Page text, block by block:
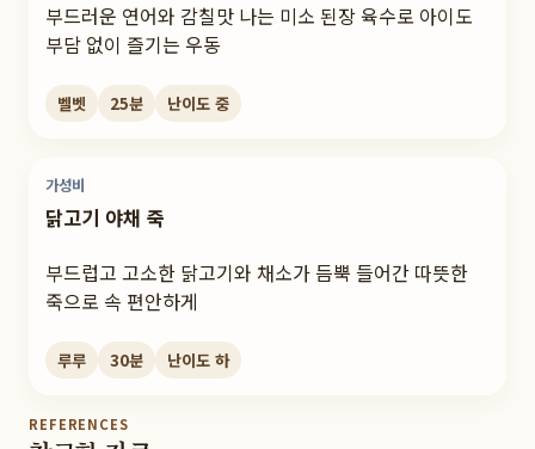
부드러운 연어와 감칠맛 나는 미소 된장 육수로 아이도
부담 없이 즐기는 우동
벨벳 25분 난이도 중
가성비
닭고기 야채 죽
부드럽고 고소한 닭고기와 채소가 듬뿍 들어간 따뜻한
죽으로 속 편안하게
루루 30분 난이도 하
REFERENCES